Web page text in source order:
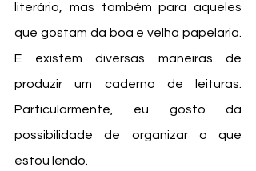
literário, mas também para aqueles
que gostam da boa e velha papelaria.
E existem diversas maneiras de
produzir um caderno de leituras.
Particularmente, eu gosto da
possibilidade de organizar o que
estou lendo.